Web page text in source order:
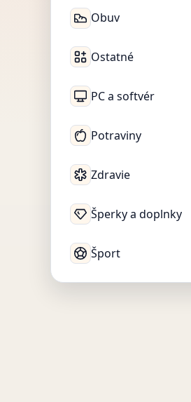
Obuv
Ostatné
PC a softvér
Potraviny
Zdravie
Šperky a doplnky
Šport